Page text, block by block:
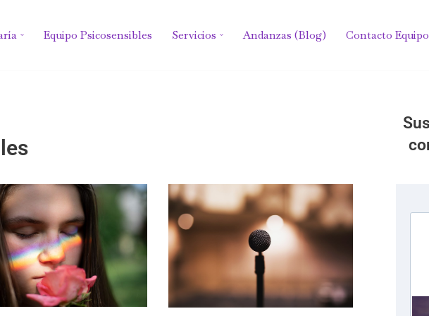
Equipo Psicosensibles Servicios Andanzas (Blog) Contacto Equipo